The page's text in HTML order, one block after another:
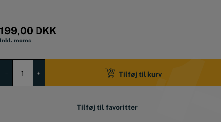
199,00 DKK
Inkl. moms
–
universal
SC
8000
+ Tilføj til kurv